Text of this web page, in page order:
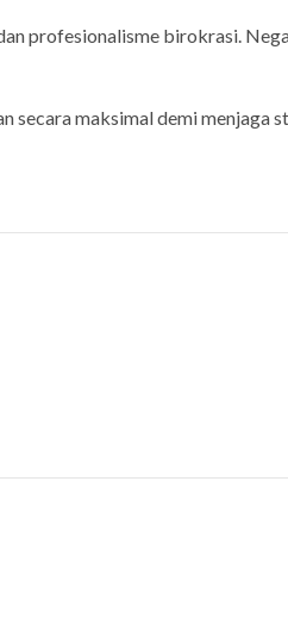
profesionalisme birokrasi.
secara maksimal demi menjaga